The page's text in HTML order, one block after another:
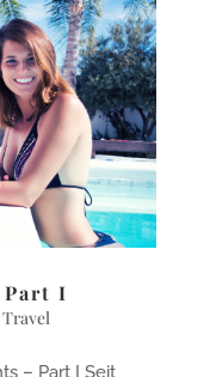
Part I
Travel
Part I Seit